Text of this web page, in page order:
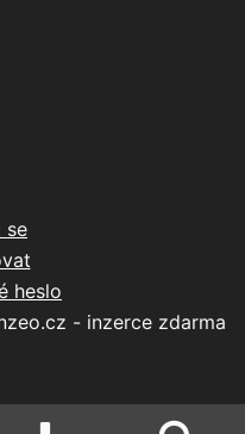
se
heslo
- inzerce zdarma